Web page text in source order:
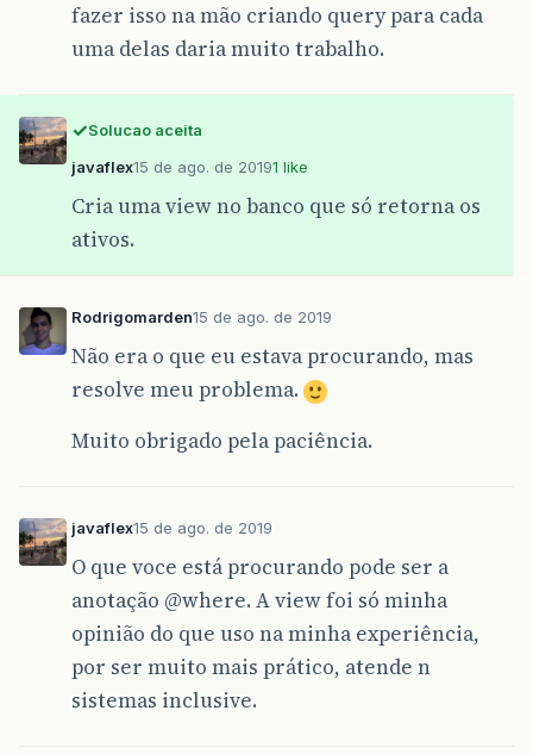
fazer isso na mão criando query para cada
uma delas daria muito trabalho.
Solucao aceita
javaflex15 de ago. de 20191 like
Cria uma view no banco que só retorna os
ativos.
Rodrigomarden15 de ago. de 2019
Não era o que eu estava procurando, mas
resolve meu problema.
Muito obrigado pela paciência.
javaflex15 de ago. de 2019
O que voce está procurando pode ser a
anotação @where. A view foi só minha
opinião do que uso na minha experiência,
por ser muito mais prático, atende n
sistemas inclusive.